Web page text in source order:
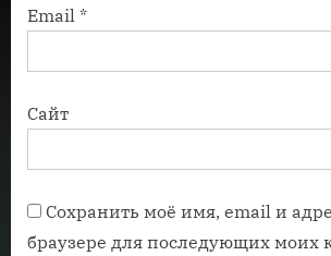
Email *
Сайт
Сохранить моё имя, email и
браузере для последующих моих